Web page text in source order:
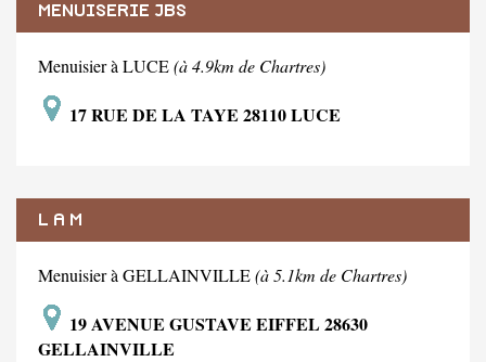
MENUISERIE JBS
Menuisier à LUCE(à 4.9km de Chartres)
17 RUE DE LA TAYE 28110 LUCE
L A M
Menuisier à GELLAINVILLE(à 5.1km de Chartres)
19 AVENUE GUSTAVE EIFFEL 28630
GELLAINVILLE